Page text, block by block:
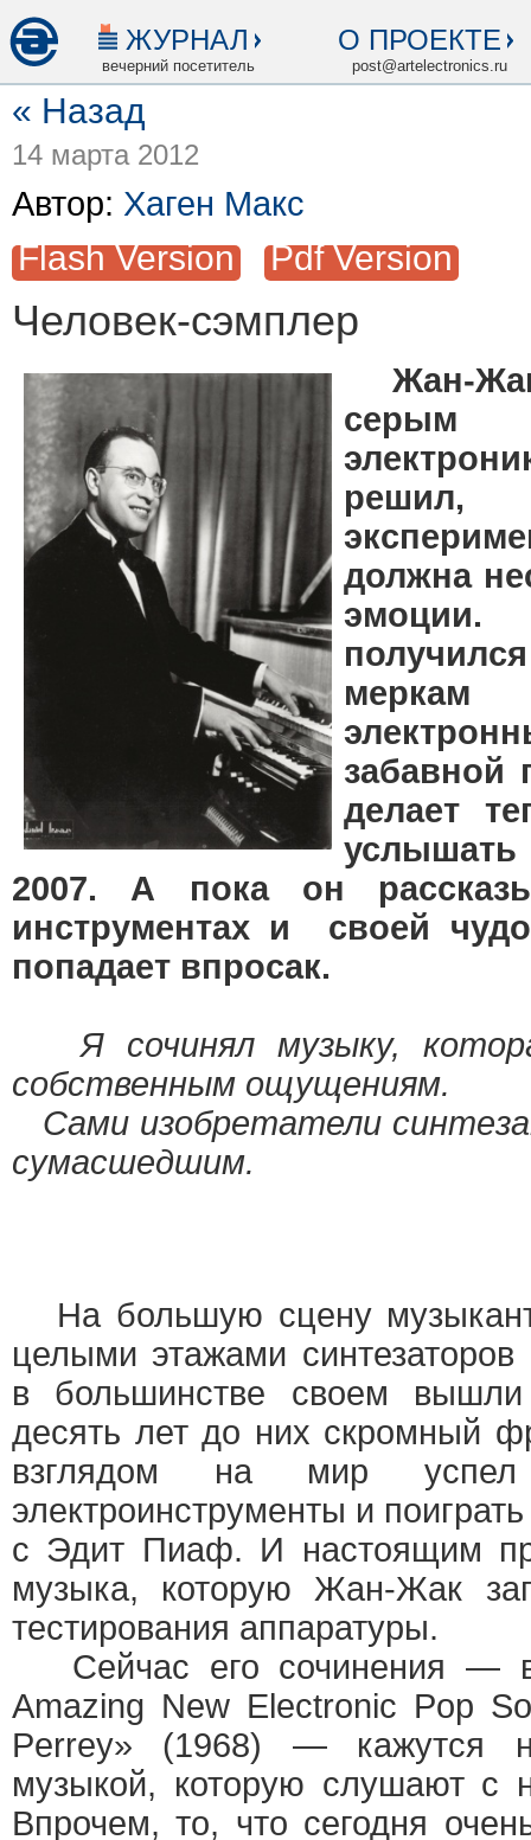
ЖУРНАЛ
вечерний посетитель
О ПРОЕКТЕ
post@artelectronics.ru
« Назад
14 марта 2012
Автор: Хаген Макс
Flash Version Pdf Version
Человек-сэмплер
Жан-
серым
должна
забавной
делает
услышать
2007. А пока он
инструментах и своей
попадает впросак.
Я сочинял музыку,
собственным ощущениям.
Сами изобретатели
сумасшедшим.
На большую сцену
целыми этажами
в большинстве своем
десять лет до них скромный
взглядом на мир успел
электроинструменты и
с Эдит Пиаф. И настоящим
музыка, которую Жан-Жак
тестирования аппаратуры.
Сейчас его сочинения —
Amazing New Electronic Pop
Perrey» (1968) — кажутся
музыкой, которую слушают с
Впрочем, то, что сегодня